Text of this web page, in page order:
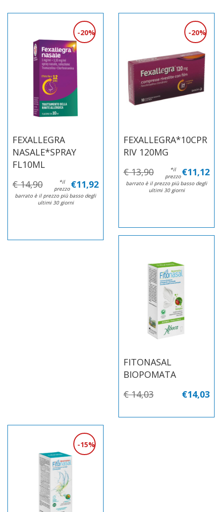
FEXALLEGRA
NASALE*SPRAY
FL10ML
20%
€ 14,90 €11,92
*il
prezzo
barrato è il prezzo più basso degli
ultimi 30 giorni
FEXALLEGRA*10CPR
RIV 120MG
20%
€ 13,90 €11,12
*il
prezzo
barrato è il prezzo più basso degli
ultimi 30 giorni
FITONASAL
BIOPOMATA
€14,03
€ 14,03
15%